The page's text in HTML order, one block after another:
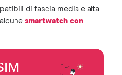
di fascia media e alta
smartwatch con